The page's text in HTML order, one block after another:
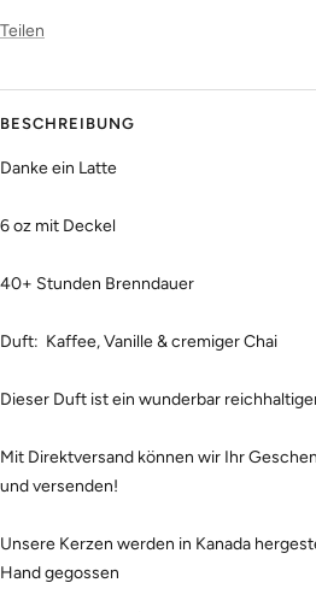
Teilen
BESCHREIBUNG
Danke ein Latte
6 oz mit Deckel
40+ Stunden Brenndauer
Duft: Kaffee, Vanille & cremiger Chai
Dieser Duft ist ein wunderbar
Mit Direktversand können wir Ihr
und versenden!
Unsere Kerzen werden in Kanada
Hand gegossen